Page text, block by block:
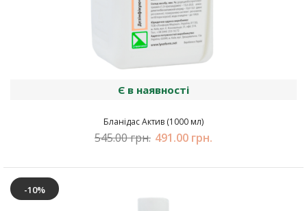
Є в наявності
Бланідас Актив (1000 мл)
545.00 грн. 491.00 грн.
-10%